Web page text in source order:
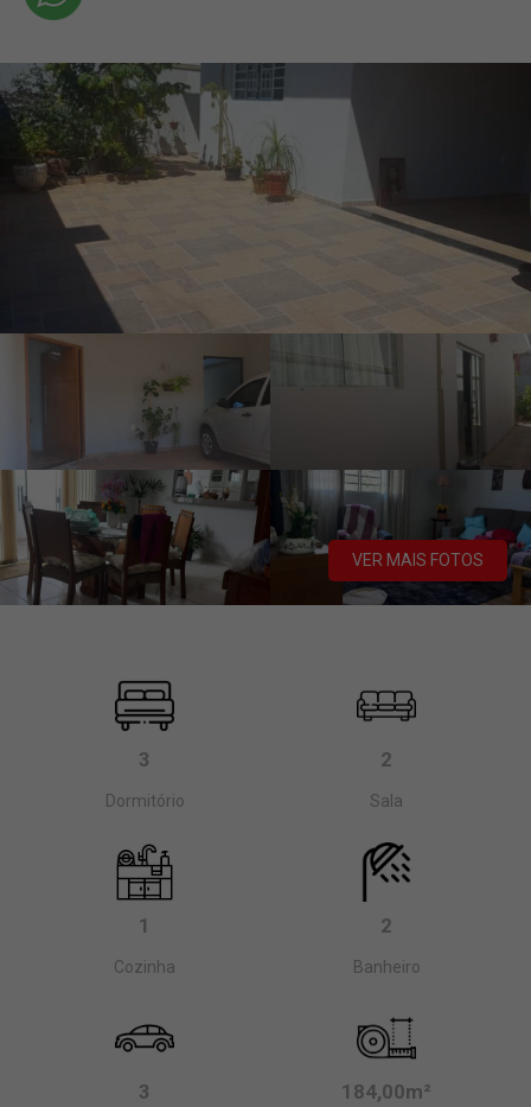
VER MAIS FOTOS
3
Dormitório
2
Sala
1
Cozinha
2
Banheiro
3 184,00m²